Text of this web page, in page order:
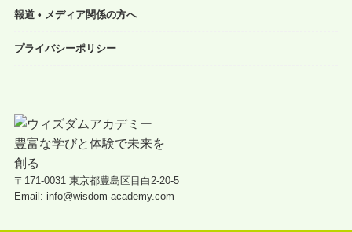
報道 • メディア関係の方へ
プライバシーポリシー
〒171-0031 東京都豊島区目白2-20-5
Email: info@wisdom-academy.com